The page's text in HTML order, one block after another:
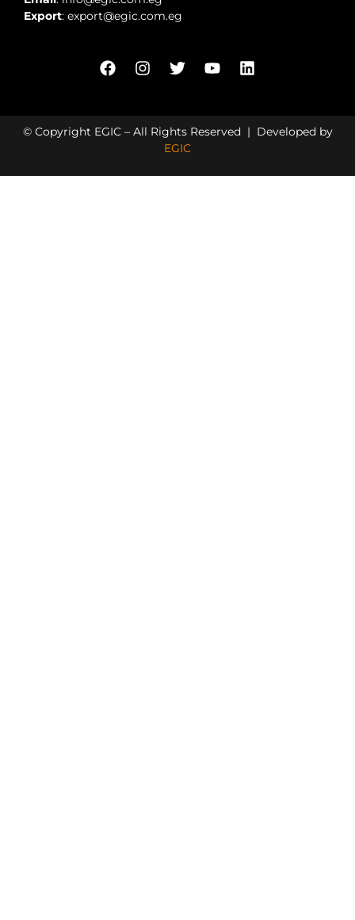
Export: export@egic.com.eg
© Copyright EGIC – All Rights Reserved | Developed by
EGIC